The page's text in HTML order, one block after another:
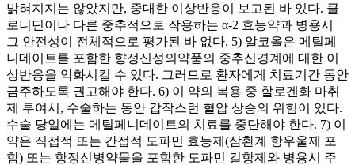
밝혀지지는 않았지만, 중대한 이상반응이 보고된 바 있다. 클
로니딘이나 다른 중추적으로 작용하는 α-2 효능약과 병용시
그 안전성이 전체적으로 평가된 바 없다. 5) 알코올은 메틸페
니데이트를 포함한 향정신성의약품의 중추신경계에 대한 이
상반응을 악화시킬 수 있다. 그러므로 환자에게 치료기간 동안
금주하도록 권고해야 한다. 6) 이 약의 복용 중 할로겐화 마취
제 투여시, 수술하는 동안 갑작스런 혈압 상승의 위험이 있다.
수술 당일에는 메틸페니데이트의 치료를 중단해야 한다. 7) 이
약은 직접적 또는 간접적 도파민 효능제(삼환계 항우울제 포
함) 또는 항정신병약물을 포함한 도파민 길항제와 병용시 주